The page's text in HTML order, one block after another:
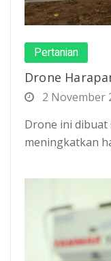
Pertanian
Drone
2 November
Drone ini
meningkatkan